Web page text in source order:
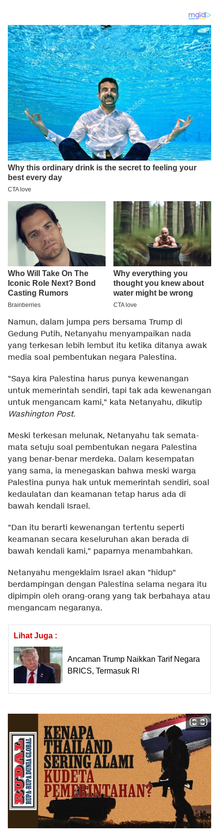
Namun, dalam jumpa pers bersama Trump di
Gedung Putih, Netanyahu menyampaikan nada
yang terkesan lebih lembut itu ketika ditanya awak
media soal pembentukan negara Palestina.
"Saya kira Palestina harus punya kewenangan
untuk memerintah sendiri, tapi tak ada kewenangan
untuk mengancam kami," kata Netanyahu, dikutip
Washington Post.
Meski terkesan melunak, Netanyahu tak semata-
mata setuju soal pembentukan negara Palestina
yang benar-benar merdeka. Dalam kesempatan
yang sama, ia menegaskan bahwa meski warga
Palestina punya hak untuk memerintah sendiri, soal
kedaulatan dan keamanan tetap harus ada di
bawah kendali Israel.
"Dan itu berarti kewenangan tertentu seperti
keamanan secara keseluruhan akan berada di
bawah kendali kami," paparnya menambahkan.
Netanyahu mengeklaim Israel akan "hidup"
berdampingan dengan Palestina selama negara itu
dipimpin oleh orang-orang yang tak berbahaya atau
mengancam negaranya.
Lihat Juga :
Ancaman Trump Naikkan Tarif Negara
BRICS, Termasuk RI